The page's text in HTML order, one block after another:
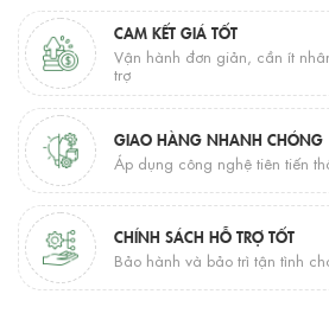
CAM KẾT GIÁ TỐT
Vận hành đơn giản, cần ít
trợ
GIAO HÀNG NHANH CHÓNG
Áp dụng công nghệ tiên tiến
CHÍNH SÁCH HỖ TRỢ TỐT
Bảo hành và bảo trì tận tình